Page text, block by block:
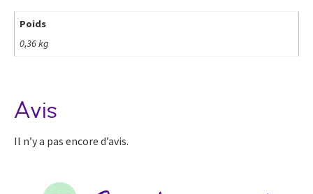
Poids
0,36 kg
Avis
Il n’y a pas encore d’avis.